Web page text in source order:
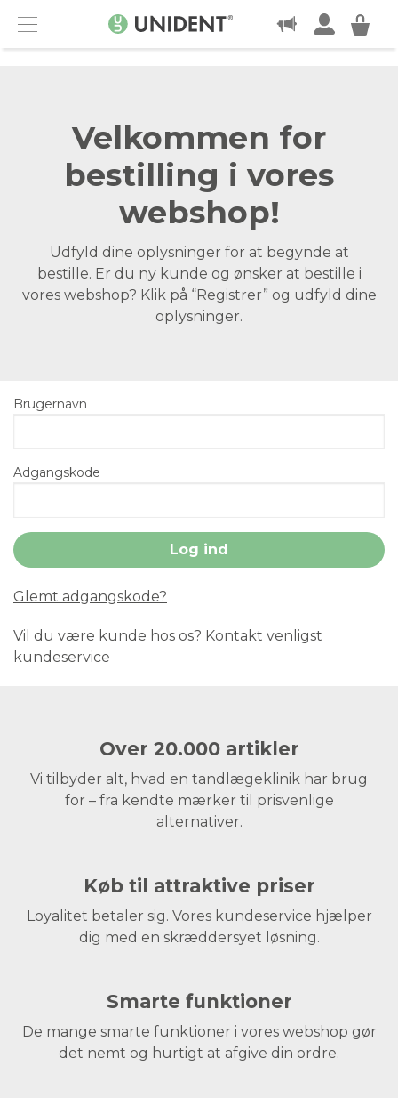
Menu
KONTAKT
Velkommen for
bestilling i vores
webshop!
Udfyld dine oplysninger for at begynde at
bestille. Er du ny kunde og ønsker at bestille i
vores webshop? Klik på “Registrer” og udfyld dine
oplysninger.
Brugernavn
Adgangskode
Glemt adgangskode?
Vil du være kunde hos os? Kontakt venligst
kundeservice
Over 20.000 artikler
Vi tilbyder alt, hvad en tandlægeklinik har brug
for – fra kendte mærker til prisvenlige
alternativer.
Køb til attraktive priser
Loyalitet betaler sig. Vores kundeservice hjælper
dig med en skræddersyet løsning.
Smarte funktioner
De mange smarte funktioner i vores webshop gør
det nemt og hurtigt at afgive din ordre.